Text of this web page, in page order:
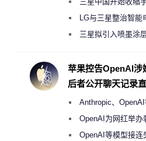
月销售额不达标门店
LG与三星整治智能
偷偷共享带宽的违规
三星拟引入喷墨涂
度
苹果控告OpenAI涉
后者公开聊天记录
Anthropic、
《人工智能法案》全
OpenAI为网红举办
2000美元一晚 遭讽“反
OpenAI等模型接连